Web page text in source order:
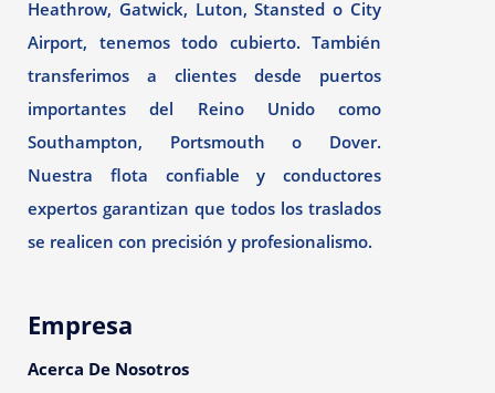
Heathrow, Gatwick, Luton, Stansted o City
Airport, tenemos todo cubierto. También
transferimos a clientes desde puertos
importantes del Reino Unido como
Southampton, Portsmouth o Dover.
Nuestra flota confiable y conductores
expertos garantizan que todos los traslados
se realicen con precisión y profesionalismo.
Empresa
Acerca De Nosotros